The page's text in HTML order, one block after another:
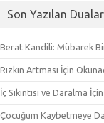
Son Yazılan Dualar
Berat Kandili: Mübarek
Rızkın Artması İçin
İç Sıkıntısı ve Daralma
Çocuğum Kaybetmeye